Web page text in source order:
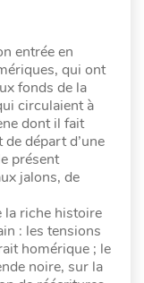
entrée en
qui ont
fonds de la
circulaient à
dont il fait
de départ d’une
présent
jalons, de
la riche histoire
: les tensions
homérique ; le
noire, sur la